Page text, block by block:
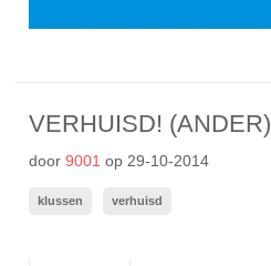
VERHUISD! (ANDER)
door9001 op 29-10-2014
klussen verhuisd